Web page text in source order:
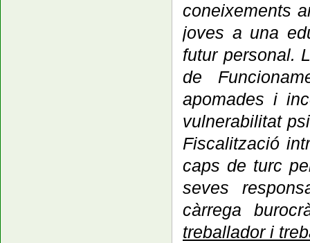
coneixements
joves a una
futur personal.
de
apomades i
vulnerabilitat
Fiscalització
caps de turc
seves
càrrega
treballador i